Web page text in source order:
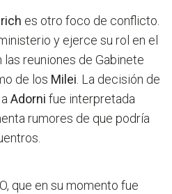
es otro foco de conflicto.
y ejerce su rol en el
las reuniones de Gabinete
de los Milei La decisión de
Adorni fue interpretada
rumores de que podría
que en su momento fue